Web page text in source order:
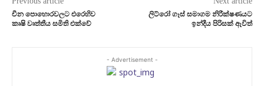
චීන පොහොරවලට එරෙහිව
කෘෂි වෘත්තීය සමිති එක්වේ
ලිට්රෝ ගෑස් සමාගම නිරීක්ෂණයට
ඉන්දීය පිරිසක් ඇවිත්
- Advertisement -